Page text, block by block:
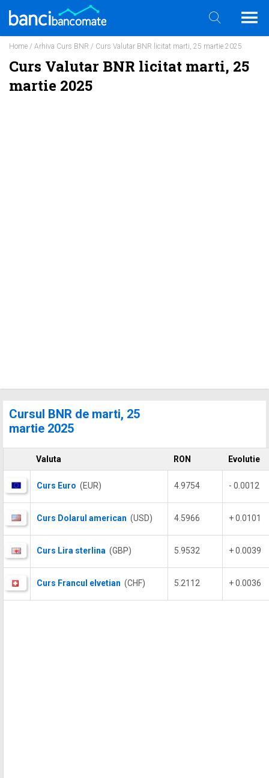
Home / Arhiva Curs BNR / Curs Valutar BNR licitat marti, 25 martie 2025
Curs Valutar BNR licitat marti, 25
martie 2025
Cursul BNR de marti, 25
martie 2025
Valuta RON Evolutie
Curs Euro (EUR) 4.9754 - 0.0012
Curs Dolarul american (USD) 4.5966 + 0.0101
Curs Lira sterlina (GBP) 5.9532 + 0.0039
Curs Francul elvetian (CHF) 5.2112 + 0.0036